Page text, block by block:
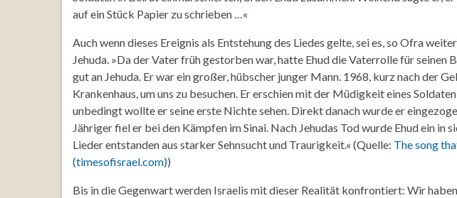
auf ein Stück Papier zu schrieben …«
Auch wenn dieses Ereignis als Entstehung des Liedes gelte, sei es, so Ofra
Jehuda. »Da der Vater früh gestorben war, hatte Ehud die Vaterrolle für seinen
gut an Jehuda. Er war ein großer, hübscher junger Mann. 1968, kurz nach der
Krankenhaus, um uns zu besuchen. Er erschien mit der Müdigkeit eines
unbedingt wollte er seine erste Nichte sehen. Direkt danach wurde er
Jähriger fiel er bei den Kämpfen im Sinai. Nach Jehudas Tod wurde Ehud ein in
Lieder entstanden aus starker Sehnsucht und Traurigkeit.« (Quelle: The song
(timesofisrael.com))
Bis in die Gegenwart werden Israelis mit dieser Realität konfrontiert: Wir